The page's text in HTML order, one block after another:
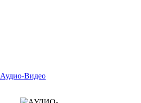
Аудио-Видео